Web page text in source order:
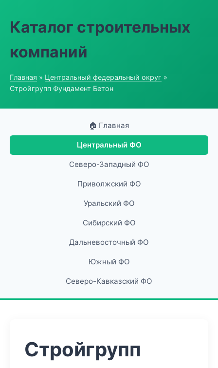
Каталог строительных
компаний
Главная » Центральный федеральный округ »
Стройгрупп Фундамент Бетон
🏠 Главная
Центральный ФО
Северо-Западный ФО
Приволжский ФО
Уральский ФО
Сибирский ФО
Дальневосточный ФО
Южный ФО
Северо-Кавказский ФО
Стройгрупп